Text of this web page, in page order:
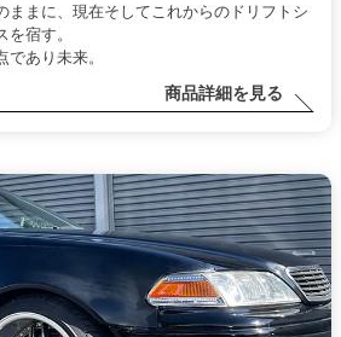
ままに、現在そしてこれからのドリフトシ
宿す。
あり未来。
商品詳細を見る